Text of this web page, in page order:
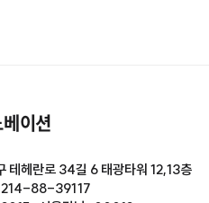
이션
테헤란로 34길 6 태광타워 12,13층
214-88-39117